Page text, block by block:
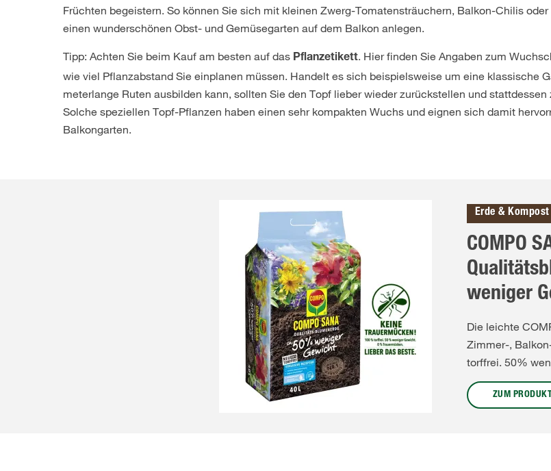
Früchten begeistern. So können Sie sich mit kleinen Zwerg-Tomatensträuchern, Balkon-Chilis
einen wunderschönen Obst- und Gemüsegarten auf dem Balkon anlegen.
Tipp: Achten Sie beim Kauf am besten auf das Pflanzetikett. Hier finden Sie Angaben zum
wie viel Pflanzabstand Sie einplanen müssen. Handelt es sich beispielsweise um eine klassische
meterlange Ruten ausbilden kann, sollten Sie den Topf lieber wieder zurückstellen und
Solche speziellen Topf-Pflanzen haben einen sehr kompakten Wuchs und eignen sich damit
Balkongarten.
Erde & Kompost
COMPO
weniger
Die leichte
Zimmer-,
torffrei. 50%
ZUM PRODUKT